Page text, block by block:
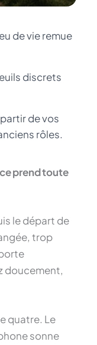
de vie remue
discrets
de vos
rôles.
prend toute
le départ de
trop
doucement,
quatre. Le
sonne